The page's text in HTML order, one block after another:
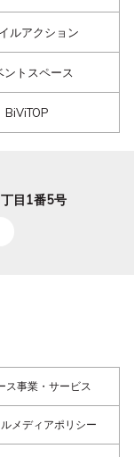
ルアクション
ントスペース
BiViTOP
目1番5号
ス事業・サービス
メディアポリシー